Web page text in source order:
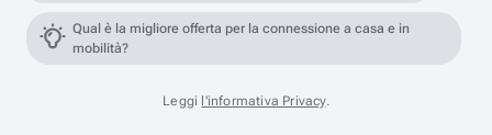
Qual è la migliore offerta per la connessione a casa e in
mobilità?
Leggi l'informativa Privacy.